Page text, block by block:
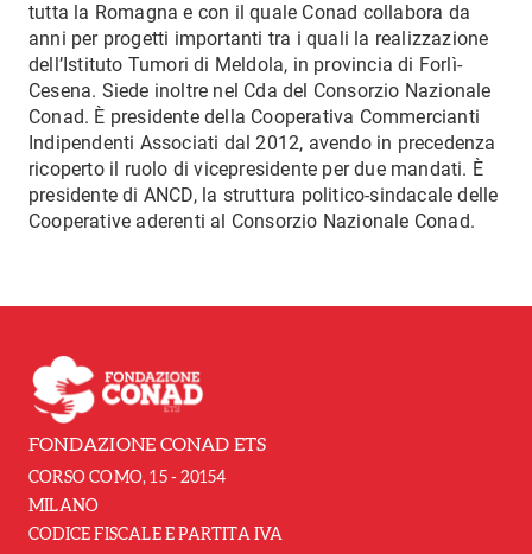
tutta la Romagna e con il quale Conad collabora da
anni per progetti importanti tra i quali la realizzazione
dell’Istituto Tumori di Meldola, in provincia di Forlì-
Cesena. Siede inoltre nel Cda del Consorzio Nazionale
Conad. È presidente della Cooperativa Commercianti
Indipendenti Associati dal 2012, avendo in precedenza
ricoperto il ruolo di vicepresidente per due mandati. È
presidente di ANCD, la struttura politico-sindacale delle
Cooperative aderenti al Consorzio Nazionale Conad.
FONDAZIONE CONAD ETS
CORSO COMO, 15 - 20154
MILANO
CODICE FISCALE E PARTITA IVA